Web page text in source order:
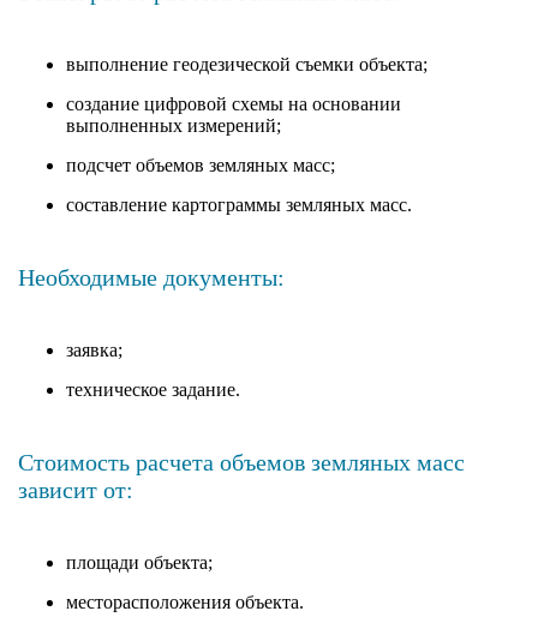
выполнение геодезической съемки объекта;
создание цифровой схемы на основании
выполненных измерений;
подсчет объемов земляных масс;
составление картограммы земляных масс.
Необходимые документы:
заявка;
техническое задание.
Стоимость расчета объемов земляных масс
зависит от:
площади объекта;
месторасположения объекта.